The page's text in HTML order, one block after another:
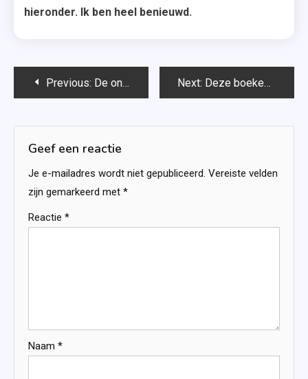
hieronder. Ik ben heel benieuwd.
Bericht
Previous: De ongemakkelijke lessen van Mrs P. – Dominique Prins-König Next: Deze boeken verschijnen in februari 2020
Geef een reactie
Je e-mailadres wordt niet gepubliceerd. Vereiste velden
zijn gemarkeerd met *
Reactie *
Naam *